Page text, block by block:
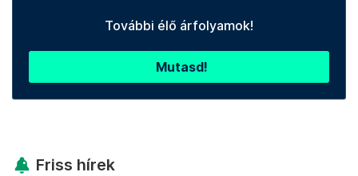
További élő árfolyamok!
Mutasd!
Friss hírek